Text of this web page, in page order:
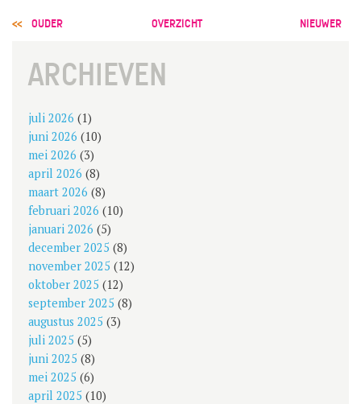
POST
NAVIGATION
OUDER OVERZICHT NIEUWER
ARCHIEVEN
juli 2026 (1)
juni 2026 (10)
mei 2026 (3)
april 2026 (8)
maart 2026 (8)
februari 2026 (10)
januari 2026 (5)
december 2025 (8)
november 2025 (12)
oktober 2025 (12)
september 2025 (8)
augustus 2025 (3)
juli 2025 (5)
juni 2025 (8)
mei 2025 (6)
april 2025 (10)